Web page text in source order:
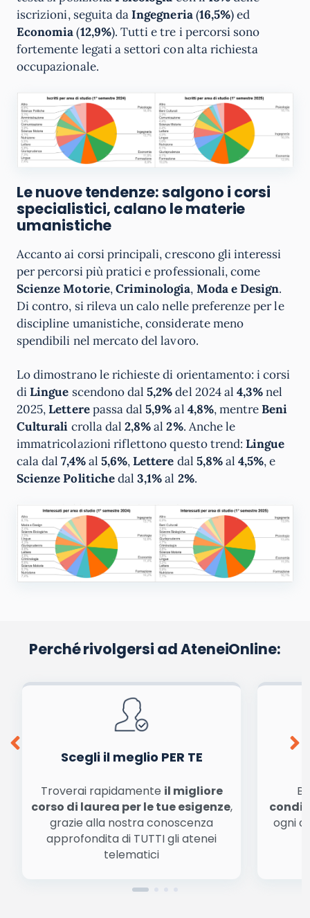
iscrizioni, seguita daIngegneria(16,5%) ed
Economia(12,9%). Tutti e tre i percorsi sono
fortemente legati a settori con alta richiesta
occupazionale.
Le nuove tendenze: salgono i corsi
specialistici, calano le materie
umanistiche
Accanto ai corsi principali, crescono gli interessi
per percorsi più pratici e professionali, come
Scienze Motorie,Criminologia, Moda e Design.
Di contro, si rileva un calo nelle preferenze per le
discipline umanistiche, considerate meno
spendibili nel mercato del lavoro.
Lo dimostrano le richieste di orientamento: i corsi
diLingue scendono dal5,2%del 2024 al4,3%nel
2025,Letterepassa dal5,9%al 4,8%, mentreBeni
Culturali crolla dal2,8%al2%. Anche le
immatricolazioni riflettono questo trend:Lingue
cala dal7,4%al 5,6%,Lettere dal 5,8%al4,5%, e
Scienze Politichedal3,1%al 2%.
Perché rivolgersi ad AteneiOnline:
Scegli il meglio PER TE
Troverai rapidamente il migliore
corso di laurea per le tue esigenze,
grazie alla nostra conoscenza
approfondita di TUTTI gli atenei
telematici
ogni